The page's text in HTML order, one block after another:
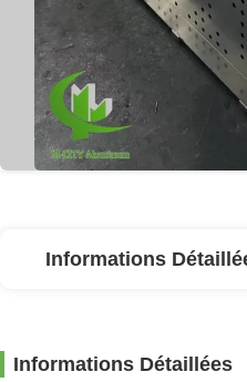
Informations
Informations Détaillées